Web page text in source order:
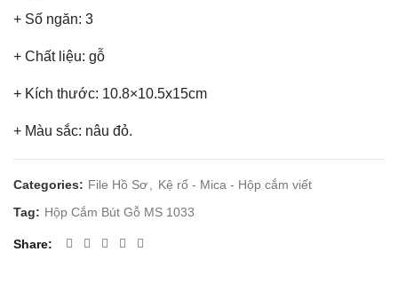
+ Số ngăn: 3
+ Chất liệu: gỗ
+ Kích thước: 10.8×10.5x15cm
+ Màu sắc: nâu đỏ.
Categories: File Hồ Sơ
Kệ rổ - Mica - Hộp cắm viết
Tag: Hộp Cắm Bút Gỗ MS 1033
Share